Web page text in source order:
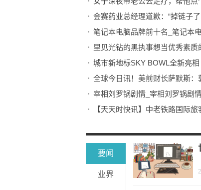
金赛药业总经理道歉：“掉链子
笔记本电脑品牌前十名_笔记本
里见光钻的黑执事想当优秀素质
城市新地标SKY BOWL全新亮
全球今日讯！美前财长萨默斯
宰相刘罗锅剧情_宰相刘罗锅剧
【天天时快讯】中老铁路国际
要闻
业界